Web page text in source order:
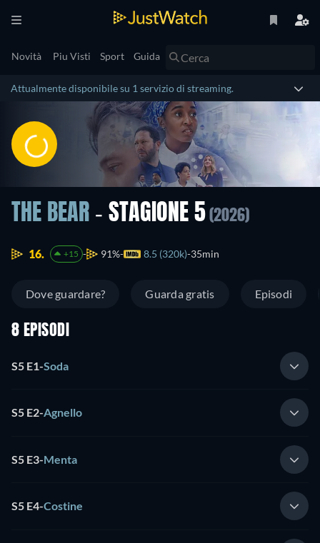
Novità Piu Visti Sport Guida
Attualmente disponibile su 1 servizio di streaming.
THE BEAR - STAGIONE 5 (2026)
16. +15 91% 8.5 (320k) 35min
Dove guardare? Guarda gratis Episodi
8 EPISODI
S5 E1-Soda
S5 E2-Agnello
S5 E3-Menta
S5 E4-Costine